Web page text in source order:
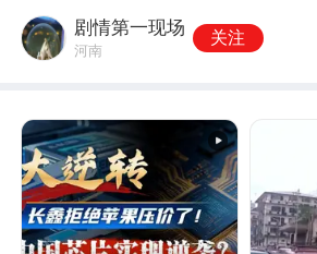
剧情第一现场
河南
关注